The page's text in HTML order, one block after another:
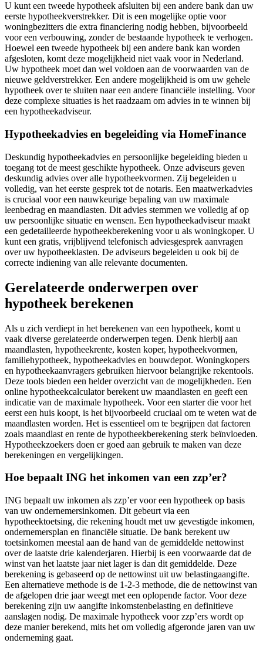
U kunt een tweede hypotheek afsluiten bij een andere bank dan uw
eerste hypotheekverstrekker. Dit is een mogelijke optie voor
woningbezitters die extra financiering nodig hebben, bijvoorbeeld
voor een verbouwing, zonder de bestaande hypotheek te verhogen.
Hoewel een tweede hypotheek bij een andere bank kan worden
afgesloten, komt deze mogelijkheid niet vaak voor in Nederland.
Uw hypotheek moet dan wel voldoen aan de voorwaarden van de
nieuwe geldverstrekker. Een andere mogelijkheid is om uw gehele
hypotheek over te sluiten naar een andere financiële instelling. Voor
deze complexe situaties is het raadzaam om advies in te winnen bij
een hypotheekadviseur.
Hypotheekadvies en begeleiding via HomeFinance
Deskundig hypotheekadvies en persoonlijke begeleiding bieden u
toegang tot de meest geschikte hypotheek. Onze adviseurs geven
deskundig advies over alle hypotheekvormen. Zij begeleiden u
volledig, van het eerste gesprek tot de notaris. Een maatwerkadvies
is cruciaal voor een nauwkeurige bepaling van uw maximale
leenbedrag en maandlasten. Dit advies stemmen we volledig af op
uw persoonlijke situatie en wensen. Een hypotheekadviseur maakt
een gedetailleerde hypotheekberekening voor u als woningkoper. U
kunt een gratis, vrijblijvend telefonisch adviesgesprek aanvragen
over uw hypotheeklasten. De adviseurs begeleiden u ook bij de
correcte indiening van alle relevante documenten.
Gerelateerde onderwerpen over
hypotheek berekenen
Als u zich verdiept in het berekenen van een hypotheek, komt u
vaak diverse gerelateerde onderwerpen tegen. Denk hierbij aan
maandlasten, hypotheekrente, kosten koper, hypotheekvormen,
familiehypotheek, hypotheekadvies en bouwdepot. Woningkopers
en hypotheekaanvragers gebruiken hiervoor belangrijke rekentools.
Deze tools bieden een helder overzicht van de mogelijkheden. Een
online hypotheekcalculator berekent uw maandlasten en geeft een
indicatie van de maximale hypotheek. Voor een starter die voor het
eerst een huis koopt, is het bijvoorbeeld cruciaal om te weten wat de
maandlasten worden. Het is essentieel om te begrijpen dat factoren
zoals maandlast en rente de hypotheekberekening sterk beïnvloeden.
Hypotheekzoekers doen er goed aan gebruik te maken van deze
berekeningen en vergelijkingen.
Hoe bepaalt ING het inkomen van een zzp’er?
ING bepaalt uw inkomen als zzp’er voor een hypotheek op basis
van uw ondernemersinkomen. Dit gebeurt via een
hypotheektoetsing, die rekening houdt met uw gevestigde inkomen,
ondernemersplan en financiële situatie. De bank berekent uw
toetsinkomen meestal aan de hand van de gemiddelde nettowinst
over de laatste drie kalenderjaren. Hierbij is een voorwaarde dat de
winst van het laatste jaar niet lager is dan dit gemiddelde. Deze
berekening is gebaseerd op de nettowinst uit uw belastingaangifte.
Een alternatieve methode is de 1-2-3 methode, die de nettowinst van
de afgelopen drie jaar weegt met een oplopende factor. Voor deze
berekening zijn uw aangifte inkomstenbelasting en definitieve
aanslagen nodig. De maximale hypotheek voor zzp’ers wordt op
deze manier berekend, mits het om volledig afgeronde jaren van uw
onderneming gaat.